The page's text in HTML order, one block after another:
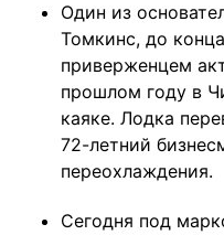
Один из
Томкинс, до
приверженцем
прошлом году в
каяке. Лодка
72-летний
переохлаждения.
Сегодня под